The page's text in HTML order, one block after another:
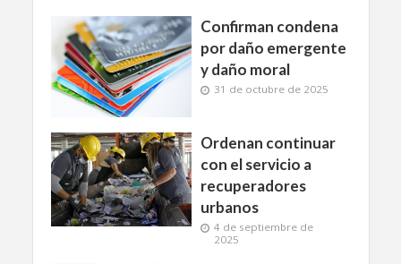
Confirman condena
por daño emergente
y daño moral
31 de octubre de 2025
Ordenan continuar
con el servicio a
recuperadores
urbanos
4 de septiembre de
2025